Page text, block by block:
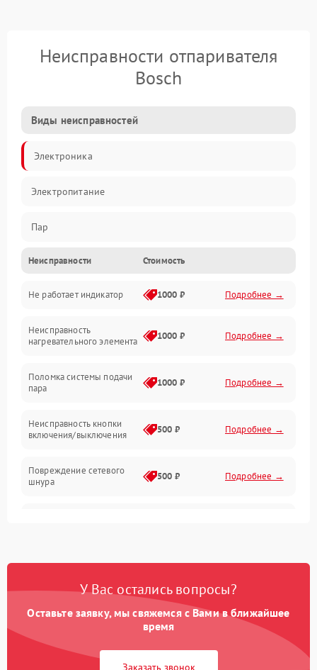
Неисправности отпаривателя
Bosch
Виды неисправностей
Электроника
Электропитание
Пар
Герметичность
Механические повреждения
Неисправности Стоимость
Не работает индикатор 1000 ₽ Подробнее →
Неисправность
нагревательного элемента
1000 ₽ Подробнее →
Поломка системы подачи
пара
1000 ₽ Подробнее →
Неисправность кнопки
включения/выключения
500 ₽ Подробнее →
Повреждение сетевого
шнура
500 ₽ Подробнее →
Поломка системы
500 ₽ Подробнее →
У Вас остались вопросы?
Оставьте заявку, мы свяжемся с Вами в ближайшее
время
Заказать звонок